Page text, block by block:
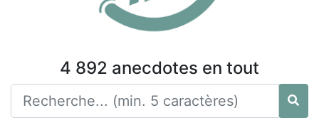
4 892 anecdotes en tout